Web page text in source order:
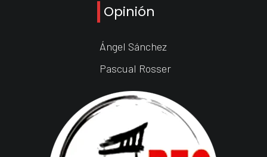
Opinión
Ángel Sánchez
Pascual Rosser